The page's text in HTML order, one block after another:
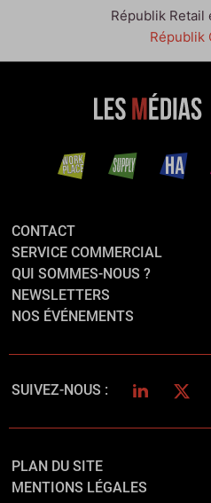
Républik Retail
Républik
CONTACT
SERVICE COMMERCIAL
QUI SOMMES-NOUS ?
NEWSLETTERS
NOS ÉVÉNEMENTS
SUIVEZ-NOUS : LINKEDIN
PLAN DU SITE
MENTIONS LÉGALES